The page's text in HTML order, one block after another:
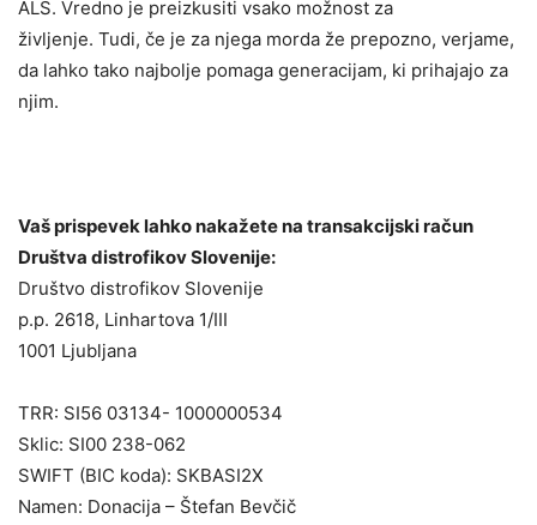
ALS. Vredno je preizkusiti vsako možnost za
življenje. Tudi, če je za njega morda že prepozno, verjame,
da lahko tako najbolje pomaga generacijam, ki prihajajo za
njim.
Vaš prispevek lahko nakažete na transakcijski račun
Društva distrofikov Slovenije:
Društvo distrofikov Slovenije
p.p. 2618, Linhartova 1/III
1001 Ljubljana
TRR: SI56 03134- 1000000534
Sklic: SI00 238-062
SWIFT (BIC koda): SKBASI2X
Namen: Donacija – Štefan Bevčič